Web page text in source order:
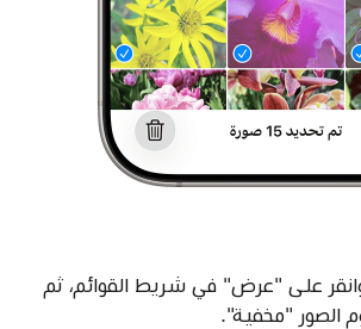
على "عرض" في شريط القوائم، ثم
الصور "مخفية".